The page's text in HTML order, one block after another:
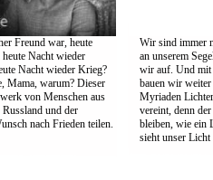
Freund war, heute
Nacht wieder
Nacht wieder Krieg?
Mama, warum? Dieser
von Menschen aus
und der
nach Frieden teilen.
Wir sind immer
an unserem
wir auf. Und mit
bauen wir
Myriaden
vereint, denn
bleiben, wie ein
sieht unser